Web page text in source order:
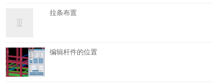
拉条布置
编辑杆件的位置